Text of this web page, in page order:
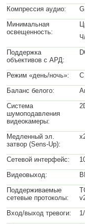
Компрессия аудио:
Минимальная
освещенность:
Поддержка
объективов с АРД:
Режим «день/ночь»:
С
Баланс белого:
Система
шумоподавления
видеокамеры:
Медленный эл.
затвор (Sens-Up):
Сетевой интерфейс:
Видеовыход:
Поддерживаемые
сетевые протоколы:
Вход/выход тревоги: